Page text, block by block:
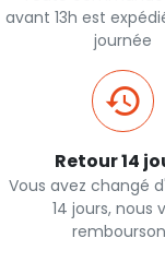
avant 13h est
journée
Retour 14
Vous avez changé
14 jours, nous